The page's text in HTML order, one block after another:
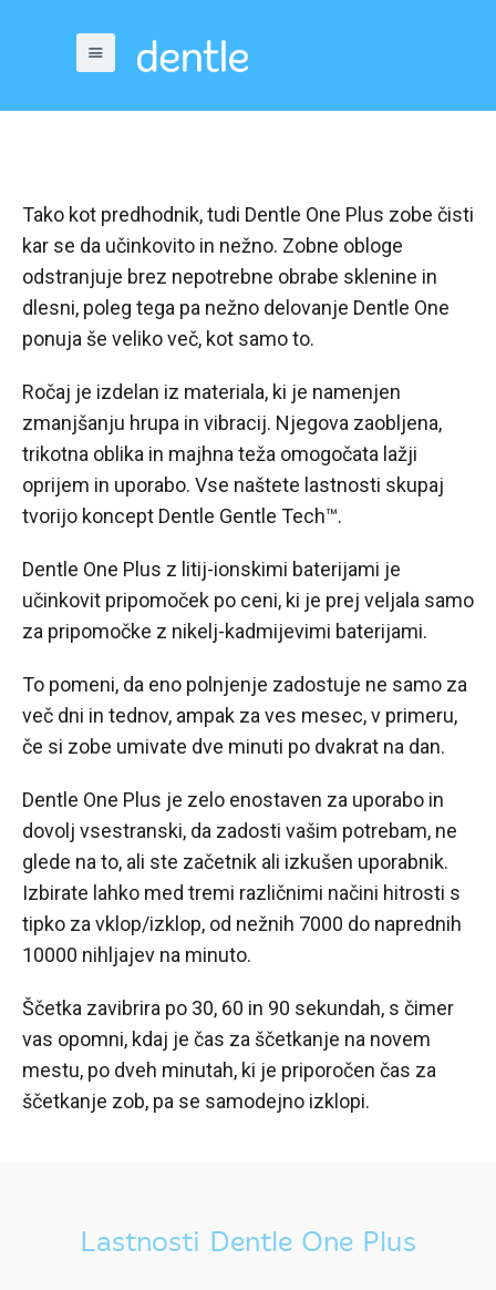
Tako kot predhodnik, tudi Dentle One Plus zobe čisti
kar se da učinkovito in nežno. Zobne obloge
odstranjuje brez nepotrebne obrabe sklenine in
dlesni, poleg tega pa nežno delovanje Dentle One
ponuja še veliko več, kot samo to.
Ročaj je izdelan iz materiala, ki je namenjen
zmanjšanju hrupa in vibracij. Njegova zaobljena,
trikotna oblika in majhna teža omogočata lažji
oprijem in uporabo. Vse naštete lastnosti skupaj
tvorijo koncept Dentle Gentle Tech™.
Dentle One Plus z litij-ionskimi baterijami je
učinkovit pripomoček po ceni, ki je prej veljala samo
za pripomočke z nikelj-kadmijevimi baterijami.
To pomeni, da eno polnjenje zadostuje ne samo za
več dni in tednov, ampak za ves mesec, v primeru,
če si zobe umivate dve minuti po dvakrat na dan.
Dentle One Plus je zelo enostaven za uporabo in
dovolj vsestranski, da zadosti vašim potrebam, ne
glede na to, ali ste začetnik ali izkušen uporabnik.
Izbirate lahko med tremi različnimi načini hitrosti s
tipko za vklop/izklop, od nežnih 7000 do naprednih
10000 nihljajev na minuto.
Ščetka zavibrira po 30, 60 in 90 sekundah, s čimer
vas opomni, kdaj je čas za ščetkanje na novem
mestu, po dveh minutah, ki je priporočen čas za
ščetkanje zob, pa se samodejno izklopi.
Lastnosti Dentle One Plus